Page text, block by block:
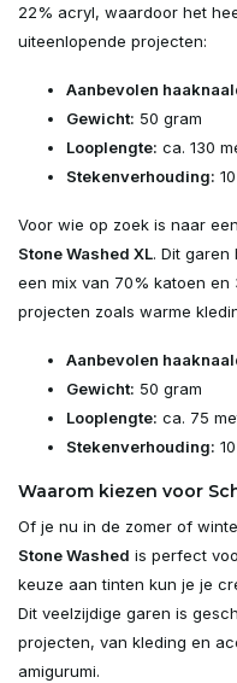
22% acryl, waardoor het
uiteenlopende projecten:
Aanbevolen
Gewicht: 50 gram
Looplengte: ca. 130
Stekenverhouding:
Voor wie op zoek is naar
Stone Washed XL. Dit
een mix van 70% katoen
projecten zoals warme
Aanbevolen
Gewicht: 50 gram
Looplengte: ca. 75
Stekenverhouding:
Waarom kiezen voor
Of je nu in de zomer of
Stone Washed is perfect
keuze aan tinten kun je je
Dit veelzijdige garen is
projecten, van kleding en
amigurumi.